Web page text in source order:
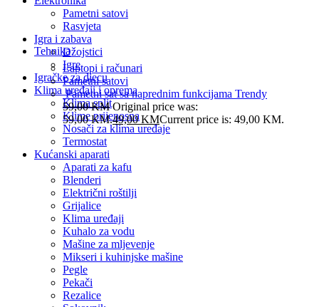
Pametni satovi
Rasvjeta
Igra i zabava
Džojstici
Igre
Igračke za djecu
Klima uređaji i oprema
Klima split
Klime prijenosna
Nosači za klima uređaje
Termostat
Kućanski aparati
Aparati za kafu
Blenderi
Električni roštilji
Grijalice
Klima uređaji
Kuhalo za vodu
Mašine za mljevenje
Mikseri i kuhinjske mašine
Pegle
Pekači
Rezalice
Tehnika
Laptopi i računari
Pametni satovi
Pametni sat sa naprednim funkcijama Trendy
59,00KM Original price was:
59,00 KM.49,00KMCurrent price is: 49,00 KM.